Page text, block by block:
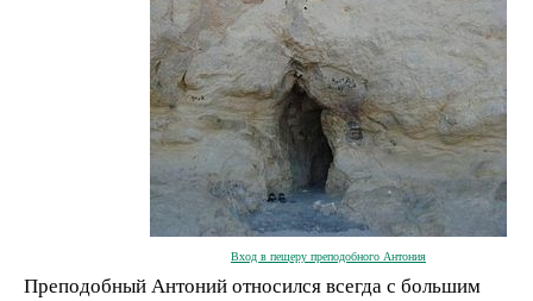
Вход в пещеру преподобного Антония
Преподобный Антоний относился всегда с большим